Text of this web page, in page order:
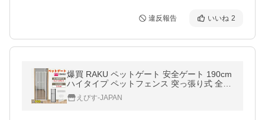
違反報告 いいね 2
爆買 RAKU ペットゲート 安全ゲート 190cm
ハイタイプ ペットフェンス 突っ張り式 全間
隔3.5cm ドア付き 取付幅61.5-246cm選択可
脱走防止フェンス 飛び越え防止
えびす-JAPAN